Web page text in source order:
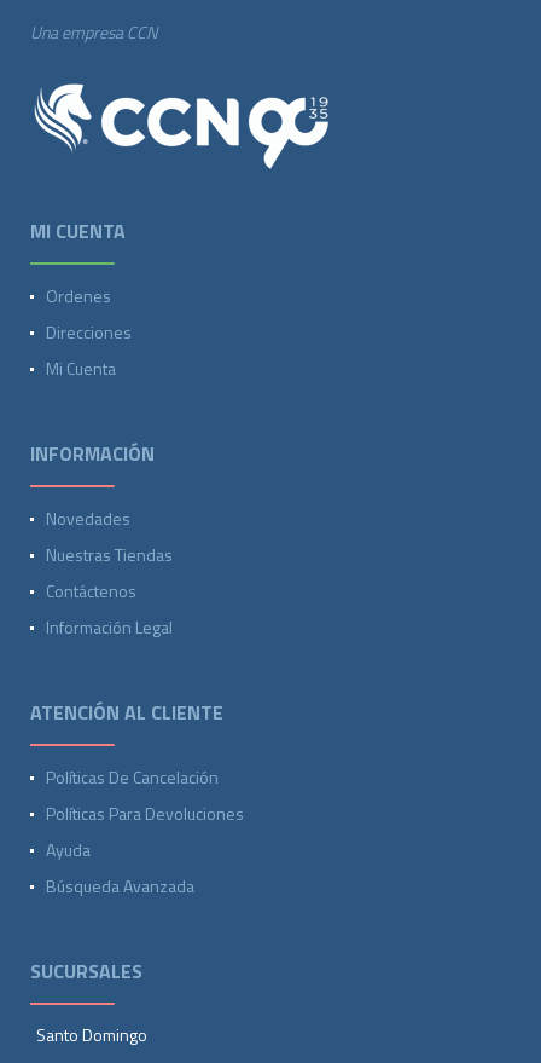
Una empresa CCN
MI CUENTA
Ordenes
Direcciones
Mi Cuenta
INFORMACIÓN
Novedades
Nuestras Tiendas
Contáctenos
Información Legal
ATENCIÓN AL CLIENTE
Políticas De Cancelación
Políticas Para Devoluciones
Ayuda
Búsqueda Avanzada
SUCURSALES
Santo Domingo